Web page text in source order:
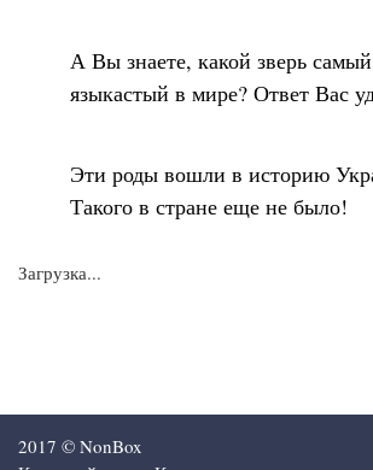
А Вы знаете, какой зверь самый
языкастый в мире? Ответ Вас
Эти роды вошли в историю
Такого в стране еще не было!
Загрузка...
2017 © NonBox